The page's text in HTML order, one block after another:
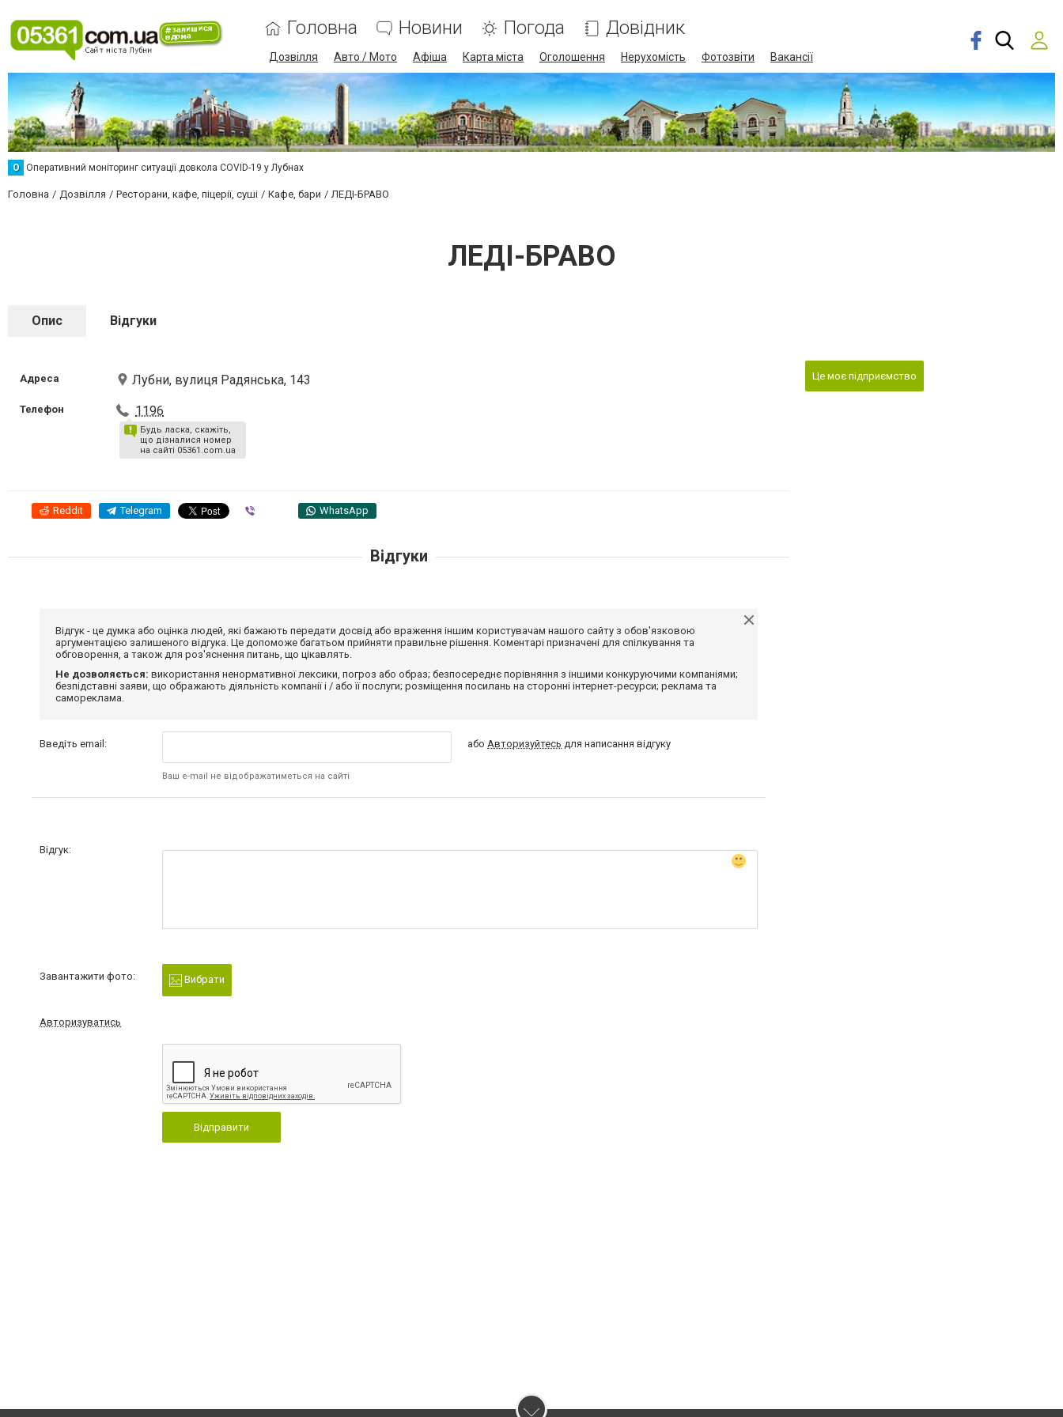
Головна Новини Погода Довідник
Дозвілля Авто / Мото Афіша Карта міста Оголошення Нерухомість Фотозвіти Вакансії
О Оперативний моніторинг ситуації довкола COVID-19 у Лубнах
Головна Дозвілля Ресторани, кафе, піцерії, суші Кафе, бари ЛЕДІ-БРАВО
ЛЕДІ-БРАВО
Опис Відгуки
Адреса Лубни, вулиця Радянська, 143
Телефон 1196
Будь ласка, скажіть,
що дізналися номер
на сайті 05361.com.ua
Reddit Telegram WhatsApp
Це моє підприємство
Відгуки
Відгук - це думка або оцінка людей, які бажають передати досвід або враження іншим користувачам нашого сайту з обов'язковою
аргументацією залишеного відгука. Це допоможе багатьом прийняти правильне рішення. Коментарі призначені для спілкування та
обговорення, а також для роз'яснення питань, що цікавлять.
Не дозволяється: використання ненормативної лексики, погроз або образ; безпосереднє порівняння з іншими конкуруючими компаніями;
безпідставні заяви, що ображають діяльність компанії і / або її послуги; розміщення посилань на сторонні інтернет-ресурси; реклама та
самореклама.
Введіть email:
Ваш e-mail не відображатиметься на сайті
абоАвторизуйтесь для написання відгуку
Відгук:
Завантажити фото: Вибрати
Авторизуватись
Відправити